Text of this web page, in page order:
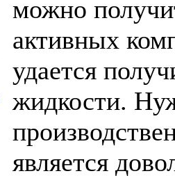
можно
активных
удается
жидкости.
является